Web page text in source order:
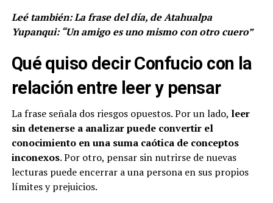
Leé también:La frase del día, de Atahualpa
Yupanqui: “Un amigo es uno mismo con otro cuero”
Qué quiso decir Confucio con la
relación entre leer y pensar
La frase señala dos riesgos opuestos. Por un lado, leer
sin detenerse a analizar puede convertir el
conocimiento en una suma caótica de conceptos
inconexos. Por otro, pensar sin nutrirse de nuevas
lecturas puede encerrar a una persona en sus propios
límites y prejuicios.